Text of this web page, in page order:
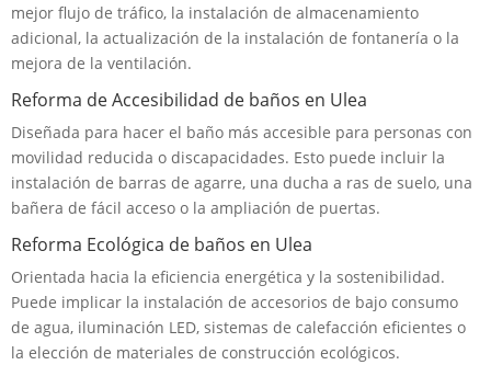
mejor flujo de tráfico, la instalación de almacenamiento
adicional, la actualización de la instalación de fontanería o la
mejora de la ventilación.
Reforma de Accesibilidad de baños en Ulea
Diseñada para hacer el baño más accesible para personas con
movilidad reducida o discapacidades. Esto puede incluir la
instalación de barras de agarre, una ducha a ras de suelo, una
bañera de fácil acceso o la ampliación de puertas.
Reforma Ecológica de baños en Ulea
Orientada hacia la eficiencia energética y la sostenibilidad.
Puede implicar la instalación de accesorios de bajo consumo
de agua, iluminación LED, sistemas de calefacción eficientes o
la elección de materiales de construcción ecológicos.